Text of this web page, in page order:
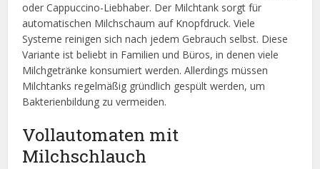
oder Cappuccino-Liebhaber. Der Milchtank sorgt für
automatischen Milchschaum auf Knopfdruck. Viele
Systeme reinigen sich nach jedem Gebrauch selbst. Diese
Variante ist beliebt in Familien und Büros, in denen viele
Milchgetränke konsumiert werden. Allerdings müssen
Milchtanks regelmäßig gründlich gespült werden, um
Bakterienbildung zu vermeiden.
Vollautomaten mit
Milchschlauch